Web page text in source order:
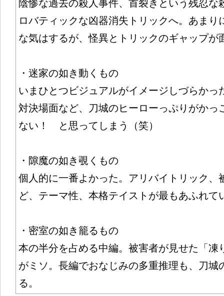
陰惨な過去の殺人事件、首裂きという残忍な
ロバティックな凶器消失トリックへ。あまり
な気はするが、怪異とトリックのギャップが
・迷家の如き動くもの
いまひとつビジュアルがイメージしづらかっ
対決場面など、刀城のヒーローっぷりがかっ
ない！ と思ってしまう（笑）
・隙魔の如き覗くもの
個人的に一番よかった。アリバイトリック、
ど、テーマ性、本格テイストが最もあふれて
・密室の如き籠るもの
本の半分を占める中編。被害者が見せた「凍
がミソ。長編でおなじみの多重推理も、刀城
る。